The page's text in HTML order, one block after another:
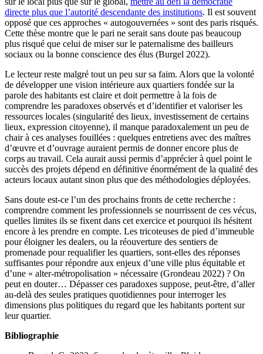
directe plus que l’autorité descendante des institutions. Il est souvent
opposé que ces approches « autogouvernées » sont des paris risqués.
Cette thèse montre que le pari ne serait sans doute pas beaucoup
plus risqué que celui de miser sur le paternalisme des bailleurs
sociaux ou la bonne conscience des élus (Burgel 2022).
Le lecteur reste malgré tout un peu sur sa faim. Alors que la volonté
de développer une vision intérieure aux quartiers fondée sur la
parole des habitants est claire et doit permettre à la fois de
comprendre les paradoxes observés et d’identifier et valoriser les
ressources locales (singularité des lieux, investissement de certains
lieux, expression citoyenne), il manque paradoxalement un peu de
chair à ces analyses fouillées : quelques entretiens avec des maîtres
d’œuvre et d’ouvrage auraient permis de donner encore plus de
corps au travail. Cela aurait aussi permis d’apprécier à quel point le
succès des projets dépend en définitive énormément de la qualité des
acteurs locaux autant sinon plus que des méthodologies déployées.
Sans doute est-ce l’un des prochains fronts de cette recherche :
comprendre comment les professionnels se nourrissent de ces vécus,
quelles limites ils se fixent dans cet exercice et pourquoi ils hésitent
encore à les prendre en compte. Les tricoteuses de pied d’immeuble
pour éloigner les dealers, ou la réouverture des sentiers de
promenade pour requalifier les quartiers, sont-elles des réponses
suffisantes pour répondre aux enjeux d’une ville plus équitable et
d’une « alter-métropolisation » nécessaire (Grondeau 2022) ? On
peut en douter… Dépasser ces paradoxes suppose, peut-être, d’aller
au-delà des seules pratiques quotidiennes pour interroger les
dimensions plus politiques du regard que les habitants portent sur
leur quartier.
Bibliographie